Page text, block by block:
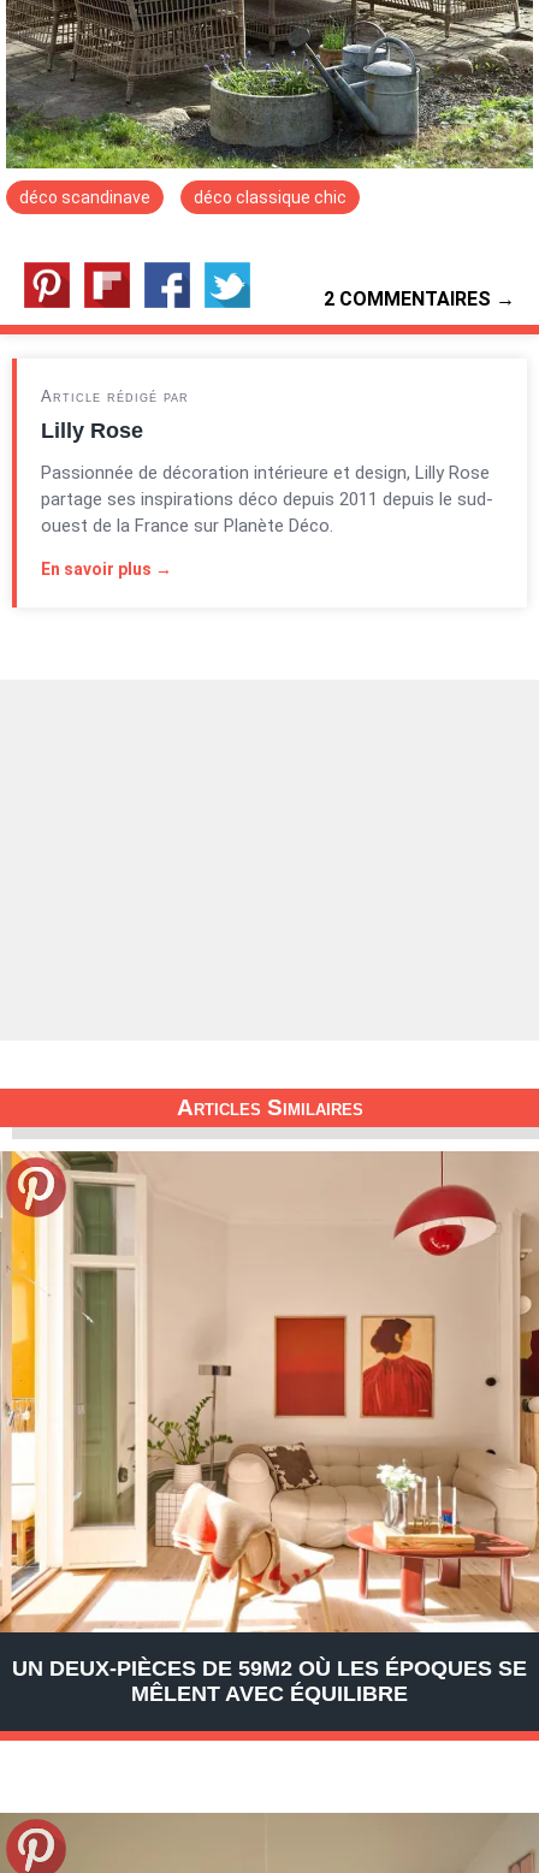
déco scandinave déco classique chic
2 COMMENTAIRES →
Article rédigé par
Lilly Rose
Passionnée de décoration intérieure et design, Lilly Rose
partage ses inspirations déco depuis 2011 depuis le sud-
ouest de la France sur Planète Déco.
En savoir plus →
Articles Similaires
UN DEUX-PIÈCES DE 59M2 OÙ LES ÉPOQUES SE
MÊLENT AVEC ÉQUILIBRE